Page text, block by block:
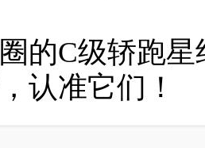
的C级轿跑
认准它们！